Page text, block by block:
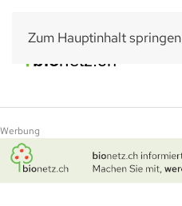
Zum Hauptinhalt springen
Werbung